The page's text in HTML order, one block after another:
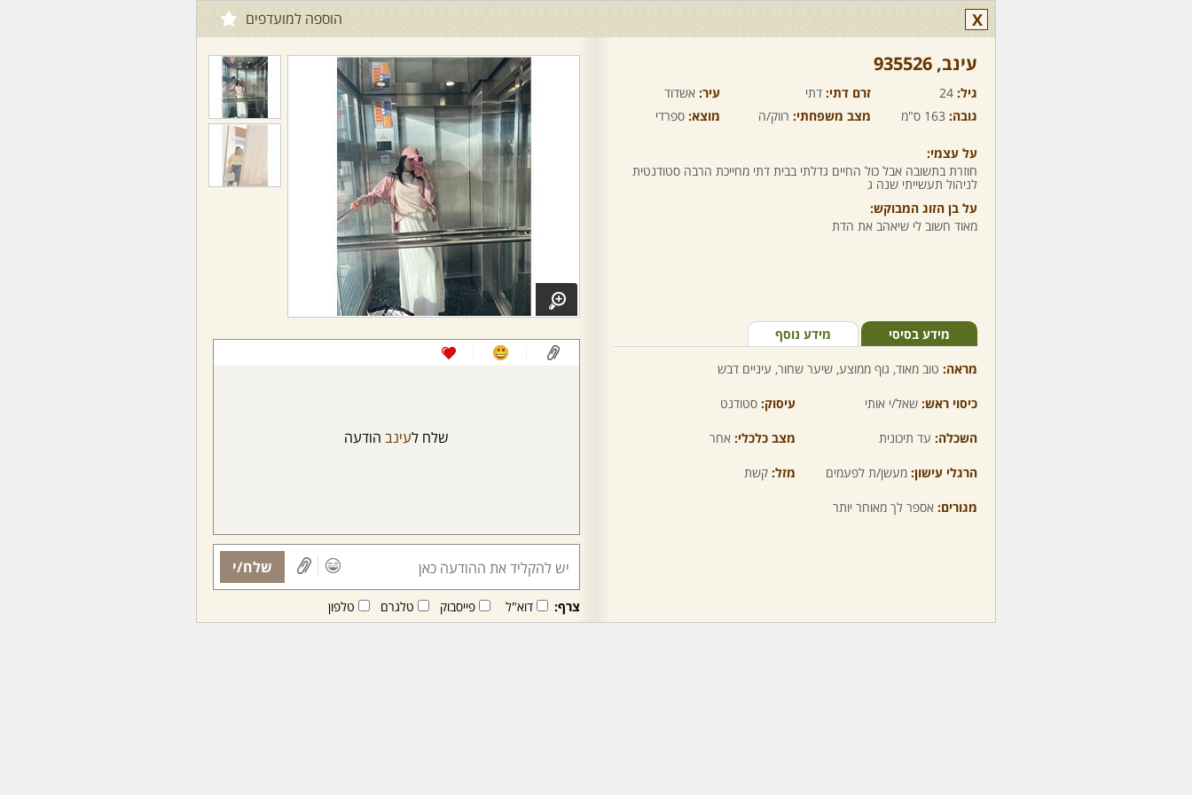
X הוספה למועדפים
עינב,‏ 935526
גיל: 24 זרם דתי: דתי עיר: אשדוד
גובה: 163 ס"מ מצב משפחתי: רווק/ה מוצא: ספרדי
על עצמי:
חוזרת בתשובה אבל כול החיים גדלתי בבית דתי מחייכת הרבה סטודנטית
לניהול תעשייתי שנה ג
על בן הזוג המבוקש:
מאוד חשוב לי שיאהב את הדת
מידע בסיסי מידע נוסף
מראה: טוב מאוד, גוף ממוצע, שיער שחור, עיניים דבש
כיסוי ראש: שאל/י אותי עיסוק: סטודנט
השכלה: עד תיכונית מצב כלכלי: אחר
הרגלי עישון: מעשן/ת לפעמים מזל: קשת
מגורים: אספר לך מאוחר יותר
שלח לעינב הודעה
שלח/י
צרף: דוא"ל פייסבוק טלגרם טלפון